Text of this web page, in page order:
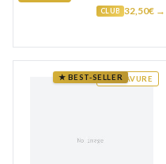
CLUB 32,50€ →
GRAVURE
★ BEST-SELLER